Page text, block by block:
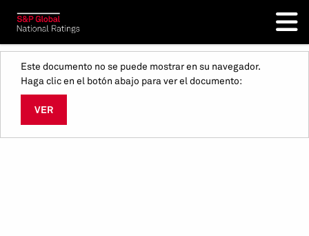
Este documento no se puede mostrar en su navegador.
Haga clic en el botón abajo para ver el documento:
VER